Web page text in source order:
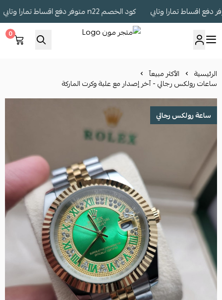
كود الخصم n22 متوفر دفع اقساط تمارا وتابي
0
الرئيسية الأكثر مبيعآ
ساعات رولكس رجالي - آخر إصدار مع علبة وكرت الماركة
ساعة رولكس رجالي